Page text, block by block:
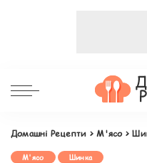
Домашні Рецепти >М'ясо>
М'ясо Шинка